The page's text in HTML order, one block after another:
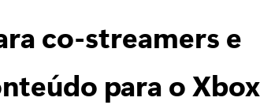
co-streamers e
para o Xbox